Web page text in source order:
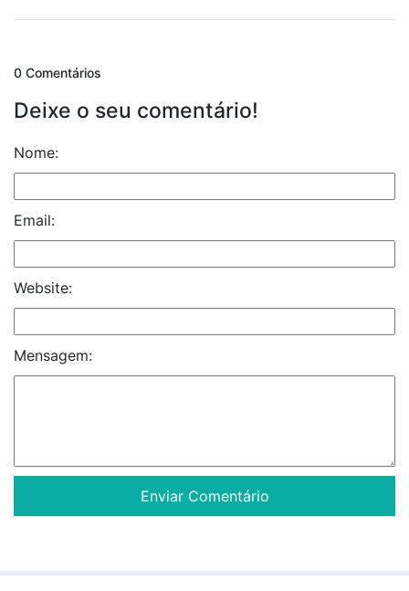
0 Comentários
Deixe o seu comentário!
Nome:
Email:
Website:
Mensagem: